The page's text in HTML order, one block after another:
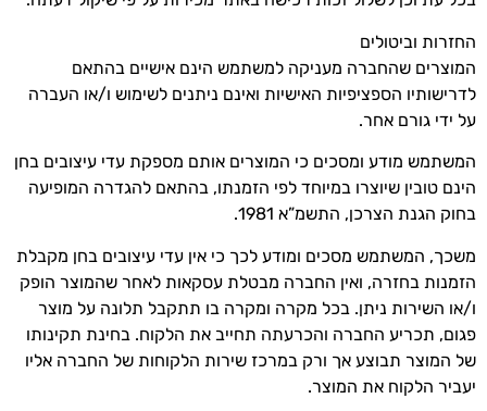
החזרות וביטולים
המוצרים שהחברה מעניקה למשתמש הינם אישיים בהתאם
לדרישותיו הספציפיות האישיות ואינם ניתנים לשימוש ו/או העברה
על ידי גורם אחר.
המשתמש מודע ומסכים כי המוצרים אותם מספקת עדי עיצובים בחן
הינם טובין שיוצרו במיוחד לפי הזמנתו, בהתאם להגדרה המופיעה
בחוק הגנת הצרכן, התשמ”א 1981.
משכך, המשתמש מסכים ומודע לכך כי אין עדי עיצובים בחן מקבלת
הזמנות בחזרה, ואין החברה מבטלת עסקאות לאחר שהמוצר הופק
ו/או השירות ניתן. בכל מקרה ומקרה בו תתקבל תלונה על מוצר
פגום, תכריע החברה והכרעתה תחייב את הלקוח. בחינת תקינותו
של המוצר תבוצע אך ורק במרכז שירות הלקוחות של החברה אליו
יעביר הלקוח את המוצר.